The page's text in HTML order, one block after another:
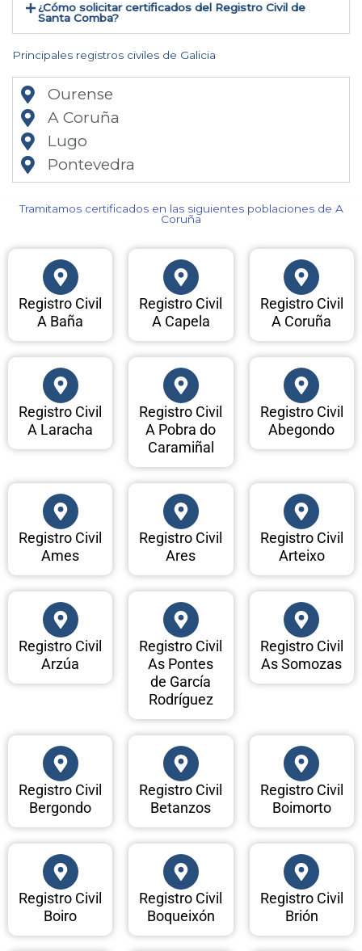
¿Cómo solicitar certificados del Registro Civil de
Santa Comba​?
Principales registros civiles de Galicia
Ourense
A Coruña
Lugo
Pontevedra
Tramitamos certificados en las siguientes poblaciones de A
Coruña​
Registro Civil
A Baña
Registro Civil
A Capela
Registro Civil
A Coruña
Registro Civil
A Laracha
Registro Civil
A Pobra do
Caramiñal
Registro Civil
Abegondo
Registro Civil
Ames
Registro Civil
Ares
Registro Civil
Arteixo
Registro Civil
Arzúa
Registro Civil
As Pontes
de García
Rodríguez
Registro Civil
As Somozas
Registro Civil
Bergondo
Registro Civil
Betanzos
Registro Civil
Boimorto
Registro Civil
Boiro
Registro Civil
Boqueixón
Registro Civil
Brión